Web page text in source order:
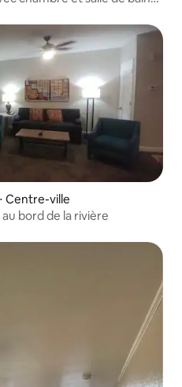
Centre-ville
bord de la rivière